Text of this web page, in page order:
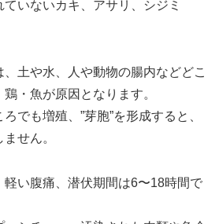
いないカキ、アサリ、シジミ
土や水、人や動物の腸内などどこ
・魚が原因となります。
でも増殖、”芽胞”を形成すると、
せん。
い腹痛、潜伏期間は6〜18時間で